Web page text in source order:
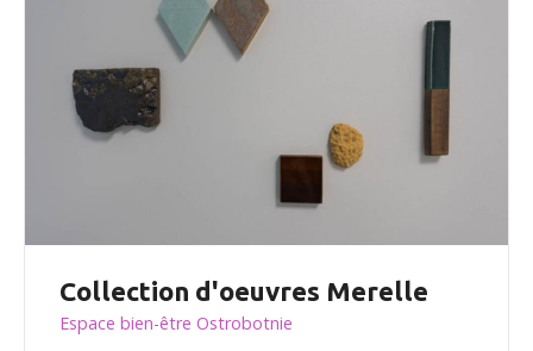
Collection d'oeuvres Merelle
Espace bien-être Ostrobotnie